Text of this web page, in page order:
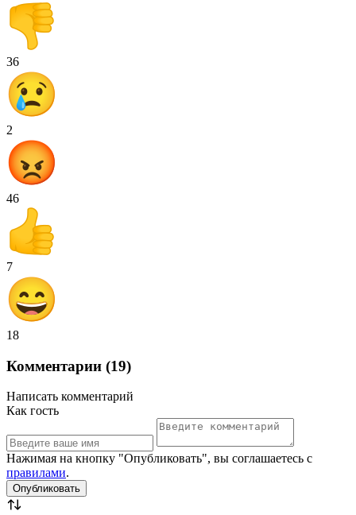
36
2
46
7
18
Комментарии (19)
Написать комментарий
Как гость
Нажимая на кнопку "Опубликовать", вы соглашаетесь с
правилами.